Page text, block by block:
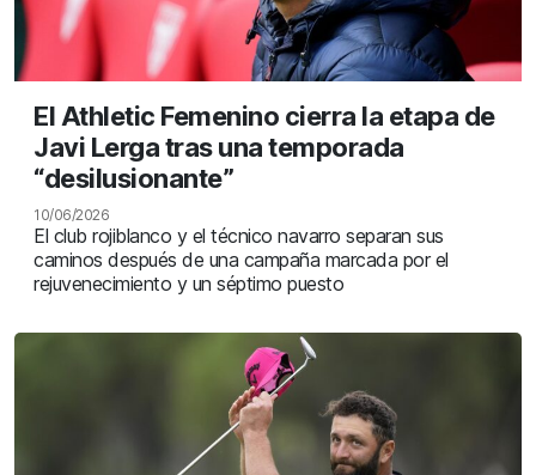
El Athletic Femenino cierra la etapa de
Javi Lerga tras una temporada
“desilusionante”
10/06/2026
El club rojiblanco y el técnico navarro separan sus
caminos después de una campaña marcada por el
rejuvenecimiento y un séptimo puesto